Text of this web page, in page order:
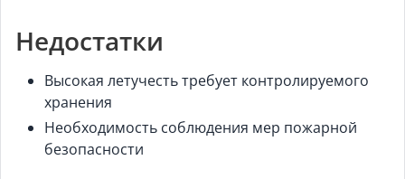
Недостатки
Высокая летучесть требует контролируемого
хранения
Необходимость соблюдения мер пожарной
безопасности